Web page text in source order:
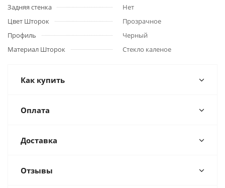
Задняя стенка
Нет
Цвет Шторок
Прозрачное
Профиль
Черный
Материал Шторок
Стекло каленое
Как купить
Оплата
Доставка
Отзывы